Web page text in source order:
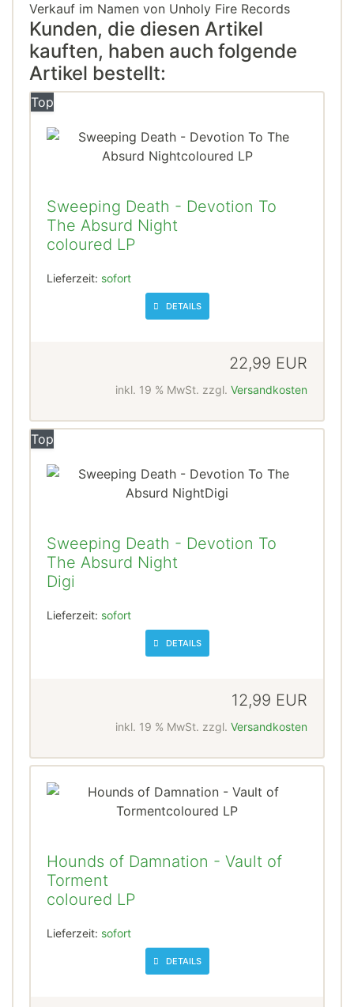
Verkauf im Namen von Unholy Fire Records
Kunden, die diesen Artikel
kauften, haben auch folgende
Artikel bestellt:
Top
Sweeping Death - Devotion To
The Absurd Night
coloured LP
Lieferzeit: sofort
DETAILS
22,99 EUR
inkl. 19 % MwSt. zzgl. Versandkosten
Top
Sweeping Death - Devotion To
The Absurd Night
Digi
Lieferzeit: sofort
DETAILS
12,99 EUR
inkl. 19 % MwSt. zzgl. Versandkosten
Hounds of Damnation - Vault of
Torment
coloured LP
Lieferzeit: sofort
DETAILS